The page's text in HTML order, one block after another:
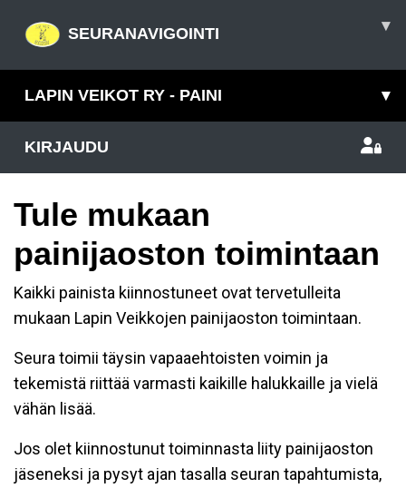
SEURANAVIGOINTI ▾
LAPIN VEIKOT RY - PAINI ▾
KIRJAUDU
Tule mukaan
painijaoston toimintaan
Kaikki painista kiinnostuneet ovat tervetulleita
mukaan Lapin Veikkojen painijaoston toimintaan.
Seura toimii täysin vapaaehtoisten voimin ja
tekemistä riittää varmasti kaikille halukkaille ja vielä
vähän lisää.
Jos olet kiinnostunut toiminnasta liity painijaoston
jäseneksi ja pysyt ajan tasalla seuran tapahtumista,